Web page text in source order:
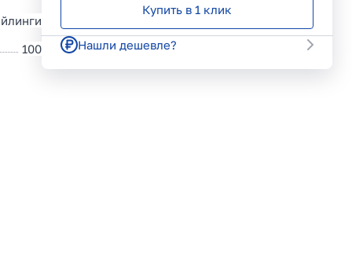
100
Купить в 1 клик
Нашли дешевле?